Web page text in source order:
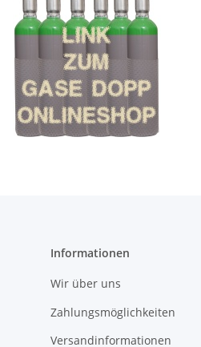
Informationen
Wir über uns
Zahlungsmöglichkeiten
Versandinformationen